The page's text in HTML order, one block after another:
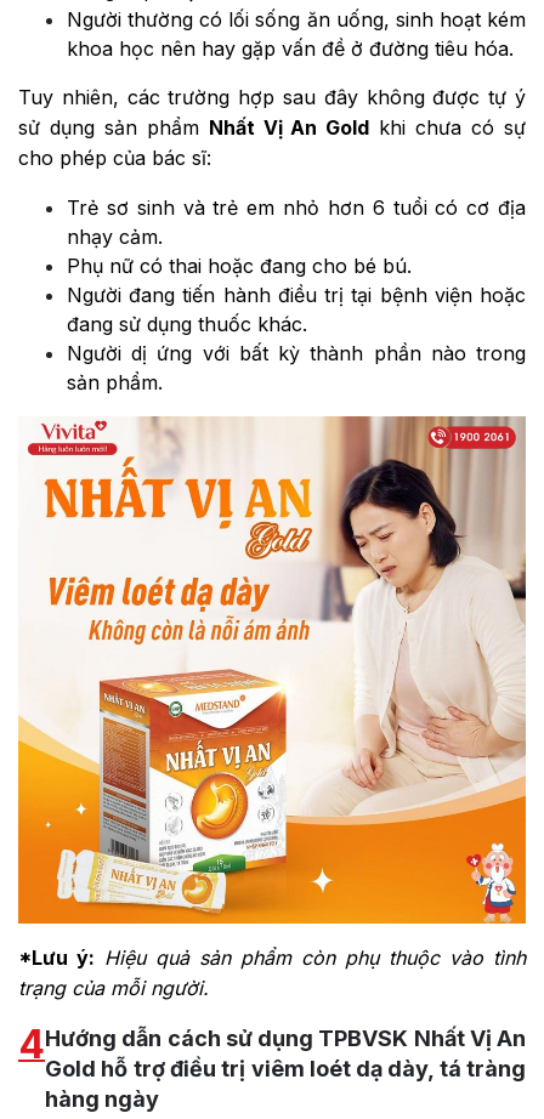
Người thường có lối sống ăn uống, sinh hoạt kém
khoa học nên hay gặp vấn đề ở đường tiêu hóa.
Tuy nhiên, các trường hợp sau đây không được tự ý
sử dụng sản phẩm Nhất Vị An Gold khi chưa có sự
cho phép của bác sĩ:
Trẻ sơ sinh và trẻ em nhỏ hơn 6 tuổi có cơ địa
nhạy cảm.
Phụ nữ có thai hoặc đang cho bé bú.
Người đang tiến hành điều trị tại bệnh viện hoặc
đang sử dụng thuốc khác.
Người dị ứng với bất kỳ thành phần nào trong
sản phẩm.
*Lưu ý: Hiệu quả sản phẩm còn phụ thuộc vào tình
trạng của mỗi người.
4Hướng dẫn cách sử dụng TPBVSK Nhất Vị An
Gold hỗ trợ điều trị viêm loét dạ dày, tá tràng
hàng ngày